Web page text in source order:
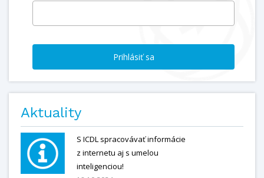
Aktuality
S ICDL spracovávať informácie
z internetu aj s umelou
inteligenciou!